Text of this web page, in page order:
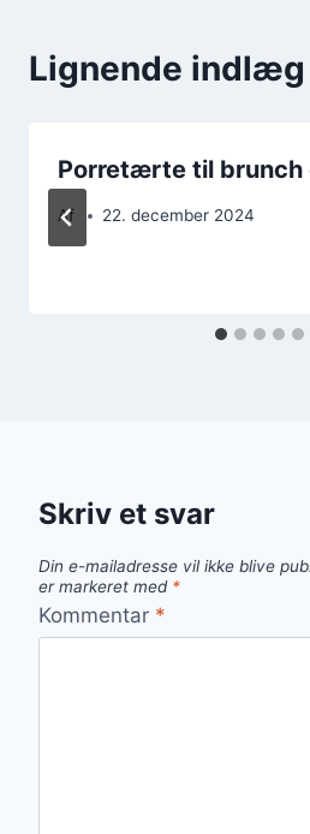
Lignende indlæg
Porretærte til brunch
Af 22. december 2024
Skriv et svar
Din e-mailadresse vil ikke blive
er markeret med *
Kommentar *